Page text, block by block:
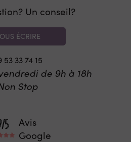
Un conseil?
ÉCRIRE
53 33 74 15
de 9h à 18h
Stop
Avis
Google